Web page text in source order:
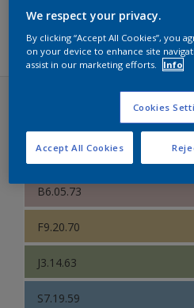
Sikkens ACC naar RAL
Sikkens Kleurselectie Kleuren
Sikkens Kleurselectie Grijzen
Sikkens Kleurselectie Witten
Sikkens Colour Futures 2022
Sikkens Colour Futures 2021
Colour Futures 2020
Sikkens Colour Futures 2018
Sikkens Colour
THE WORKSHOP
B6.05.73
F9.20.70
J3.14.63
S7.19.59
We respect your privacy.
By clicking “Accept All Cookies”, you
on your device to enhance site
assist in our marketing efforts.
Info
Cookies
Accept All Cookies